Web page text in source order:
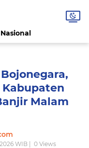
Nasional
Malam
WIB | 0Views